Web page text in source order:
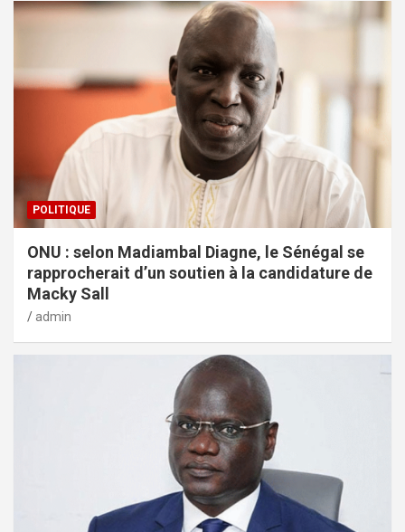
POLITIQUE
ONU : selon Madiambal Diagne, le Sénégal se
rapprocherait d’un soutien à la candidature de
Macky Sall
admin